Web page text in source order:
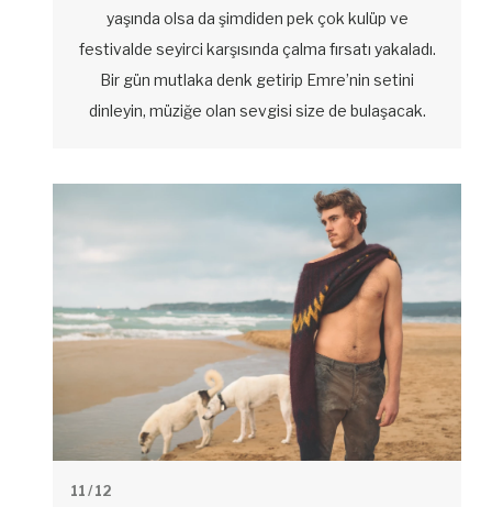
yaşında olsa da şimdiden pek çok kulüp ve
festivalde seyirci karşısında çalma fırsatı yakaladı.
Bir gün mutlaka denk getirip Emre’nin setini
dinleyin, müziğe olan sevgisi size de bulaşacak.
11 / 12